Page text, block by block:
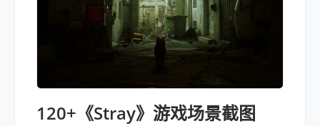
120+《Stray》游戏场景截图